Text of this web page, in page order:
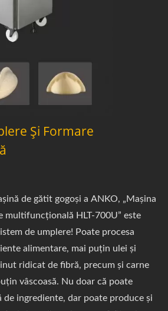
Și Formare
de gătit gogoși a ANKO, „Mașina
multifuncțională HLT-700U” este
de umplere! Poate procesa
alimentare, mai puțin ulei și
ridicat de fibră, precum și carne
vâscoasă. Nu doar că poate
de ingrediente, dar poate produce și